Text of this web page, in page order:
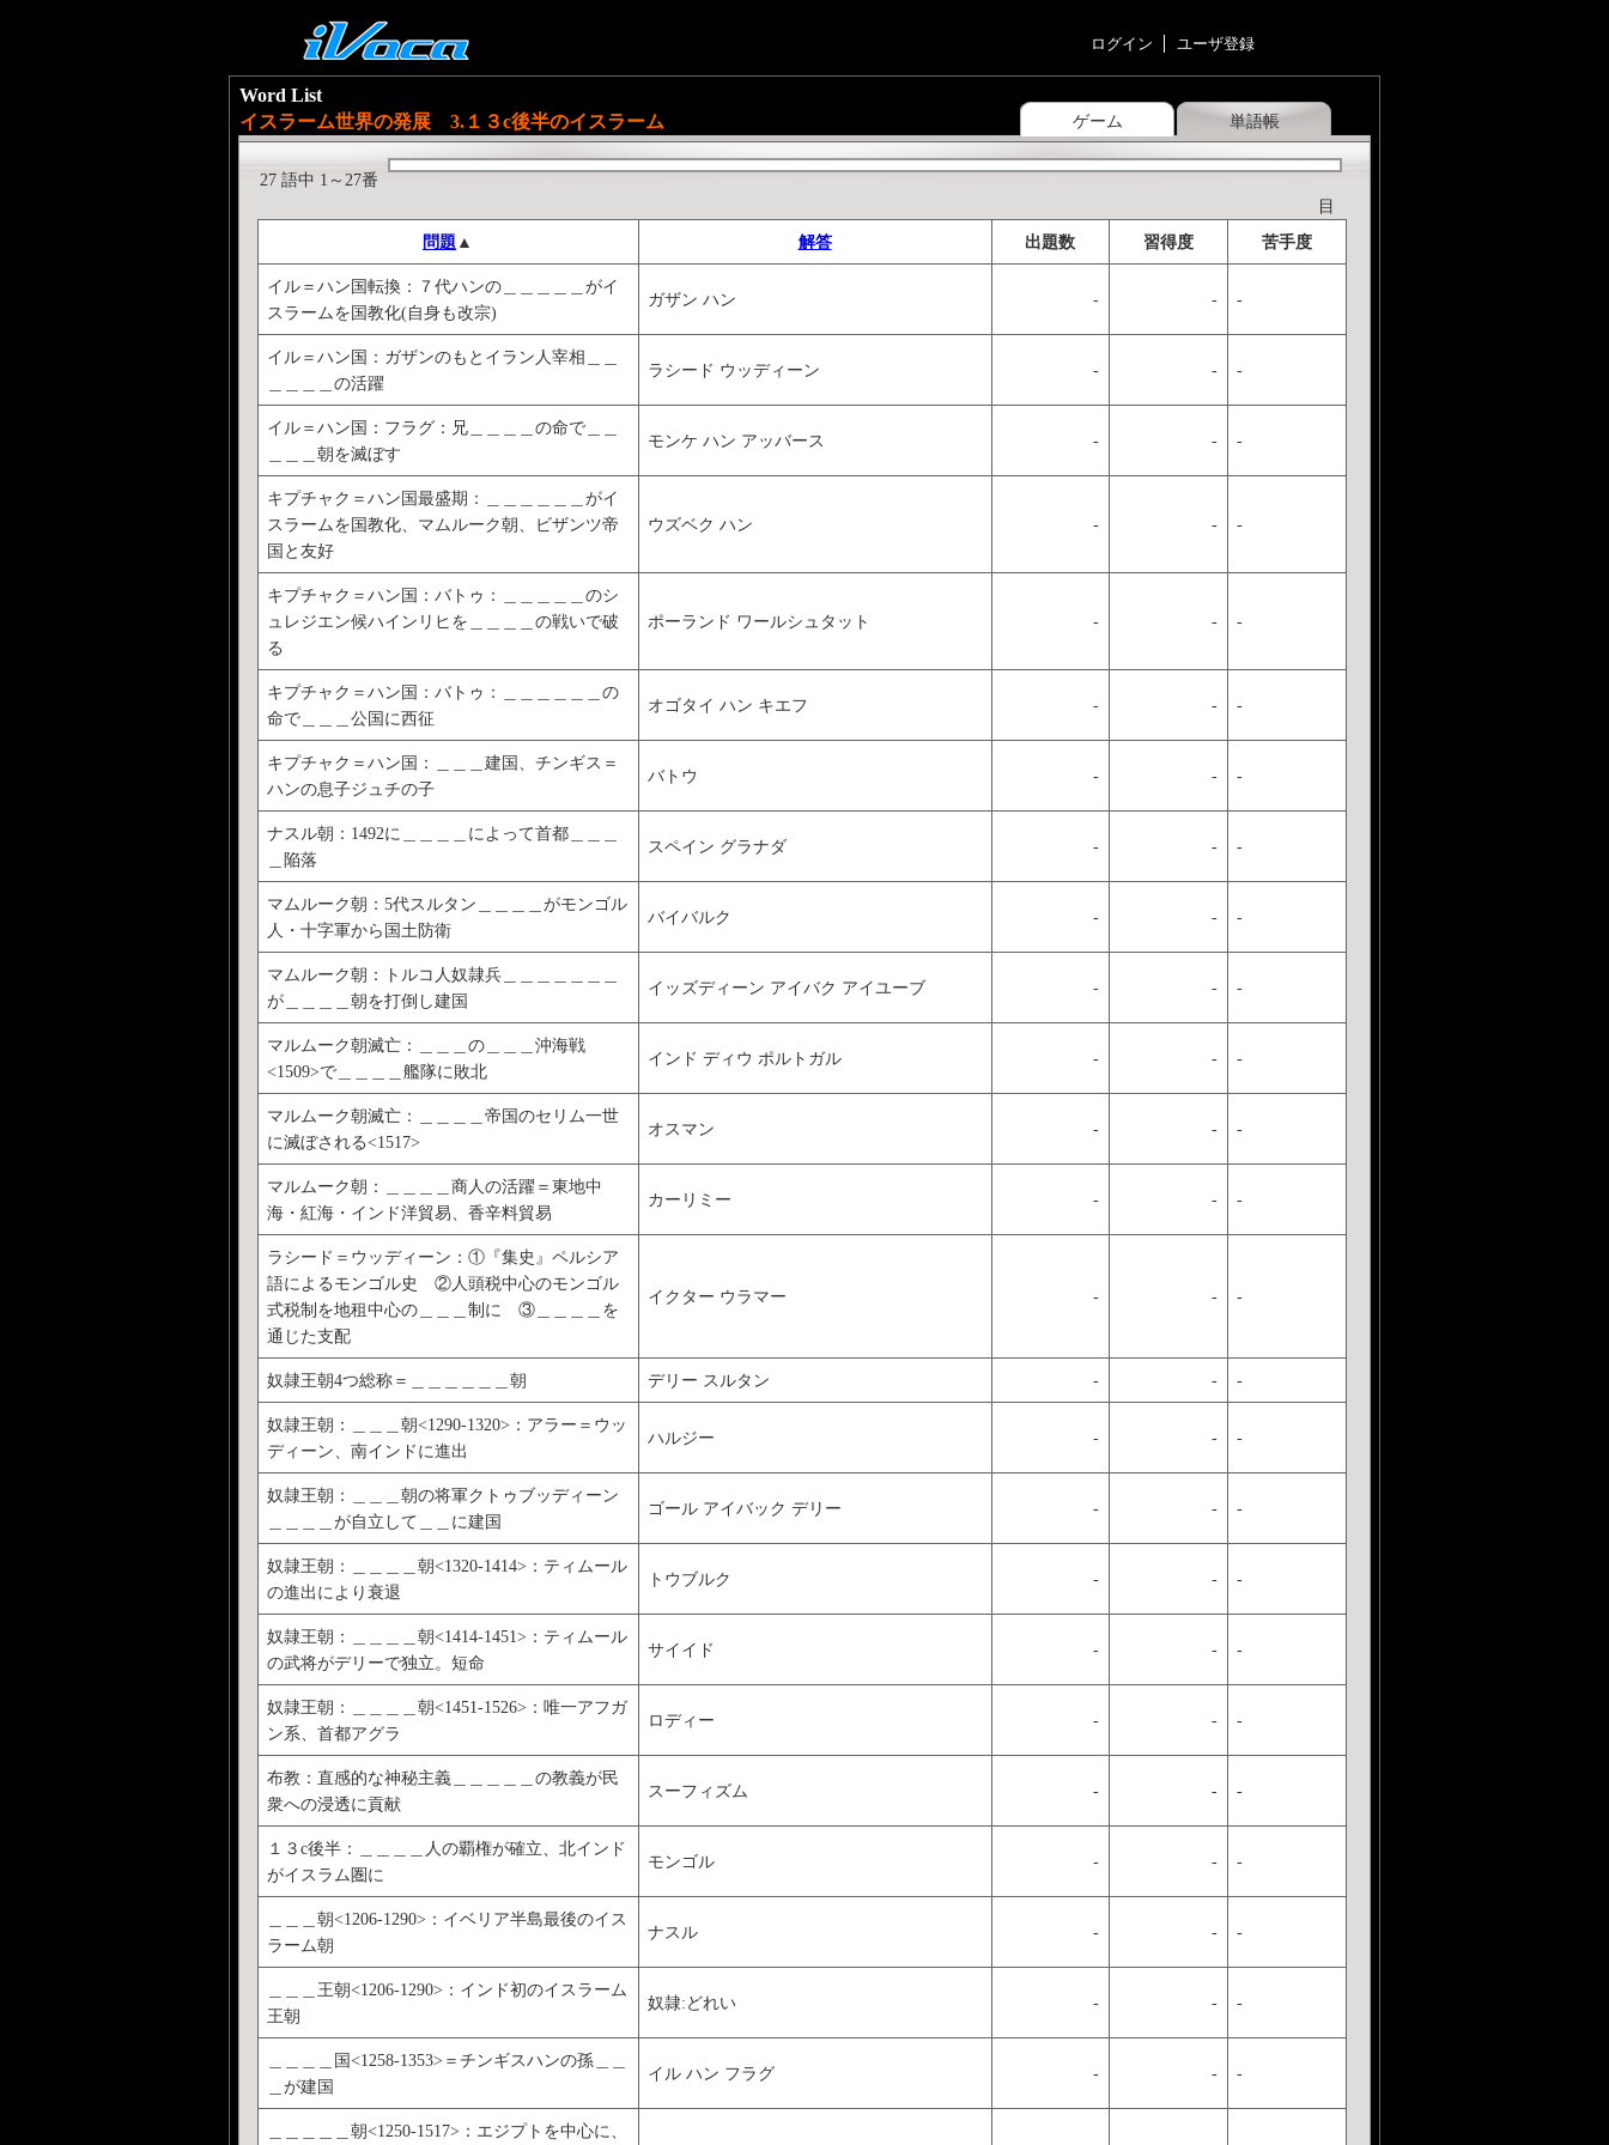
ログイン ユーザ登録
ゲーム 単語帳
Word List
イスラーム世界の発展 3.１３c後半のイスラーム
27 語中 1～27番
目
問題 ▲ 解答 出題数 習得度 苦手度
イル＝ハン国転換：７代ハンの＿＿＿＿＿がイ
スラームを国教化(自身も改宗)
ガザン ハン - - -
イル＝ハン国：ガザンのもとイラン人宰相＿＿
＿＿＿＿の活躍
ラシード ウッディーン - - -
イル＝ハン国：フラグ：兄＿＿＿＿の命で＿＿
＿＿＿朝を滅ぼす
モンケ ハン アッバース - - -
キプチャク＝ハン国最盛期：＿＿＿＿＿＿がイ
スラームを国教化、マムルーク朝、ビザンツ帝
国と友好
ウズベク ハン - - -
キプチャク＝ハン国：バトゥ：＿＿＿＿＿のシ
ュレジエン候ハインリヒを＿＿＿＿の戦いで破
る
ポーランド ワールシュタット - - -
キプチャク＝ハン国：バトゥ：＿＿＿＿＿＿の
命で＿＿＿公国に西征
オゴタイ ハン キエフ - - -
キプチャク＝ハン国：＿＿＿建国、チンギス＝
ハンの息子ジュチの子
バトウ - - -
ナスル朝：1492に＿＿＿＿によって首都＿＿＿
＿陥落
スペイン グラナダ - - -
マムルーク朝：5代スルタン＿＿＿＿がモンゴル
人・十字軍から国土防衛
バイバルク - - -
マムルーク朝：トルコ人奴隷兵＿＿＿＿＿＿＿
が＿＿＿＿朝を打倒し建国
イッズディーン アイバク アイユーブ - - -
マルムーク朝滅亡：＿＿＿の＿＿＿沖海戦
<1509>で＿＿＿＿艦隊に敗北
インド ディウ ポルトガル - - -
マルムーク朝滅亡：＿＿＿＿帝国のセリム一世
に滅ぼされる<1517>
オスマン - - -
マルムーク朝：＿＿＿＿商人の活躍＝東地中
海・紅海・インド洋貿易、香辛料貿易
カーリミー - - -
ラシード＝ウッディーン：①『集史』ペルシア
語によるモンゴル史 ②人頭税中心のモンゴル
式税制を地租中心の＿＿＿制に ③＿＿＿＿を
通じた支配
イクター ウラマー - - -
奴隷王朝4つ総称＝＿＿＿＿＿＿朝 デリー スルタン - - -
奴隷王朝：＿＿＿朝<1290-1320>：アラー＝ウッ
ディーン、南インドに進出
ハルジー - - -
奴隷王朝：＿＿＿朝の将軍クトゥブッディーン
＿＿＿＿が自立して＿＿に建国
ゴール アイバック デリー - - -
奴隷王朝：＿＿＿＿朝<1320-1414>：ティムール
の進出により衰退
トウブルク - - -
奴隷王朝：＿＿＿＿朝<1414-1451>：ティムール
の武将がデリーで独立。短命
サイイド - - -
奴隷王朝：＿＿＿＿朝<1451-1526>：唯一アフガ
ン系、首都アグラ
ロディー - - -
布教：直感的な神秘主義＿＿＿＿＿の教義が民
衆への浸透に貢献
スーフィズム - - -
１３c後半：＿＿＿＿人の覇権が確立、北インド
がイスラム圏に
モンゴル - - -
＿＿＿朝<1206-1290>：イベリア半島最後のイス
ラーム朝
ナスル - - -
＿＿＿王朝<1206-1290>：インド初のイスラーム
王朝
奴隷:どれい - - -
＿＿＿＿国<1258-1353>＝チンギスハンの孫＿＿
＿が建国
イル ハン フラグ - - -
＿＿＿＿＿朝<1250-1517>：エジプトを中心に、